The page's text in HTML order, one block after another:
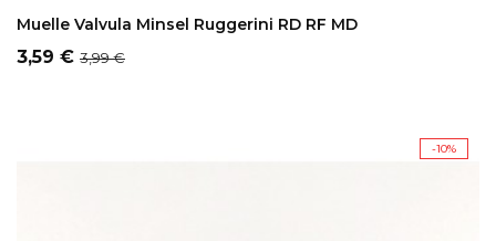
Muelle Valvula Minsel Ruggerini RD RF MD
Precio
3,59 € Precio
3,99 €
-10%